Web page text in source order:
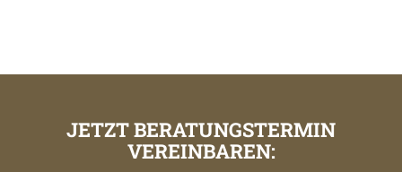
JETZT BERATUNGSTERMIN
VEREINBAREN: